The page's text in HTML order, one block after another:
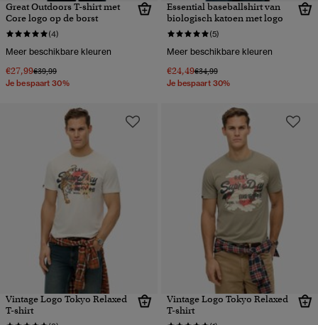
Great Outdoors T-shirt met
Core logo op de borst
(4)
Meer beschikbare kleuren
€27,99Prijs verlaagd van
€39,99naar
Je bespaart 30%
Essential baseballshirt van
biologisch katoen met logo
(5)
Meer beschikbare kleuren
€24,49Prijs verlaagd van
€34,99naar
Je bespaart 30%
Vintage Logo Tokyo Relaxed
T-shirt
Vintage Logo Tokyo Relaxed
T-shirt